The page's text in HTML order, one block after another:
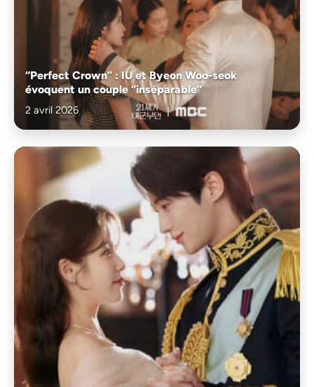
“Perfect Crown” : IU et Byeon Woo-seok
évoquent un couple “inséparable”
2 avril 2026